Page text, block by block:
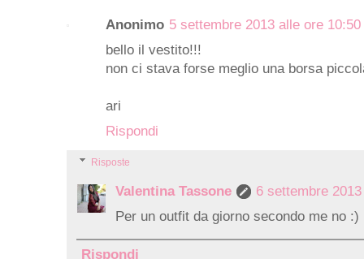
Anonimo 5 settembre 2013 alle ore 10:50
bello il vestito!!!
non ci stava forse meglio una borsa
ari
Rispondi
Risposte
Valentina Tassone
6 settembre
Per un outfit da giorno secondo me no :)
Rispondi